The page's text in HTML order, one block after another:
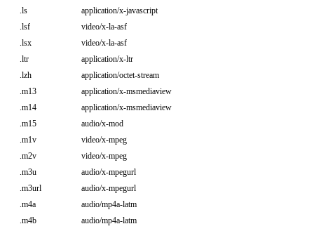
.ls
application/x-javascript
.lsf
video/x-la-asf
.lsx
video/x-la-asf
.ltr
application/x-ltr
.lzh
application/octet-stream
.m13
application/x-msmediaview
.m14
application/x-msmediaview
.m15
audio/x-mod
.m1v
video/x-mpeg
.m2v
video/x-mpeg
.m3u
audio/x-mpegurl
.m3url
audio/x-mpegurl
.m4a
audio/mp4a-latm
.m4b
audio/mp4a-latm